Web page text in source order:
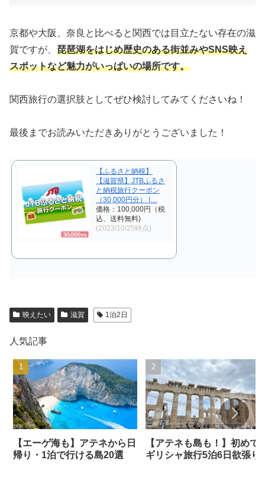
京都や大阪、奈良と比べると関西では目立たない存在の滋
賀ですが、 琵琶湖をはじめ歴史のある街並みやSNS映え
スポットなど魅力がいっぱいの場所です。
関西旅行の選択肢としてぜひ検討してみてくださいね！
最後までお読みいただきありがとうございました！
【ふるさと納税】
【滋賀県】JTBふるさ
と納税旅行クーポン
（30,000円分） |…
価格：100,000円（税
込、送料無料)
(2023/10/25時点)
映えたい 滋賀 1泊2日
人気記事
【エーゲ海も】アテネから日
帰り・1泊で行ける島20選
【アテネも島も！】初めて
ギリシャ旅行5泊6日欲張り